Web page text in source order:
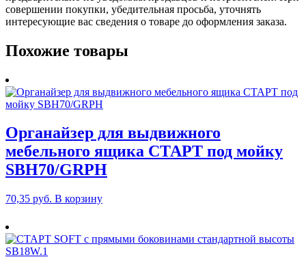
совершении покупки, убедительная просьба, уточнять
интересующие вас сведения о товаре до оформления заказа.
Похожие товары
Органайзер для выдвижного
мебельного ящика СТАРТ под мойку
SBH70/GRPH
70,35 руб. В корзину